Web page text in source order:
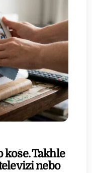
koše. Takhle
nebo